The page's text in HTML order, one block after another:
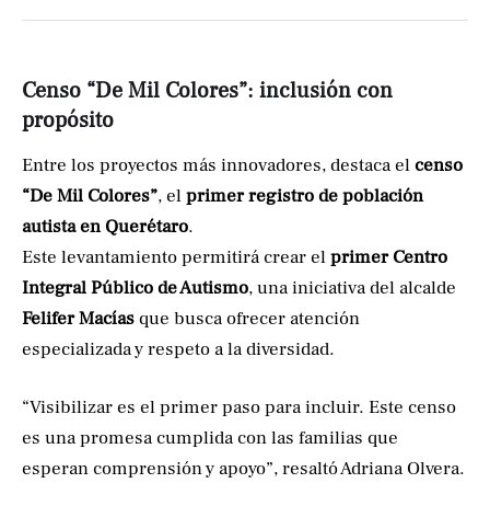
Censo “De Mil Colores”: inclusión con
propósito
Entre los proyectos más innovadores, destaca elcenso
“De Mil Colores”, elprimer registro de población
autista en Querétaro.
Este levantamiento permitirá crear elprimer Centro
Integral Público de Autismo, una iniciativa del alcalde
Felifer Macíasque busca ofrecer atención
especializada y respeto a la diversidad.
“Visibilizar es el primer paso para incluir. Este censo
es una promesa cumplida con las familias que
esperan comprensión y apoyo”, resaltó Adriana Olvera.